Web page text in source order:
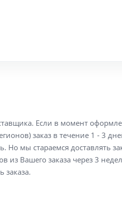
Если в момент
заказ в течение 1 - 3
мы стараемся доставлять
из Вашего заказа через 3
заказа.